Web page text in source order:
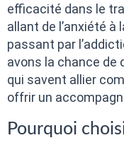
efficacité dans le
allant de l’anxiété à
passant par
avons la chance de
qui savent allier
offrir un
Pourquoi